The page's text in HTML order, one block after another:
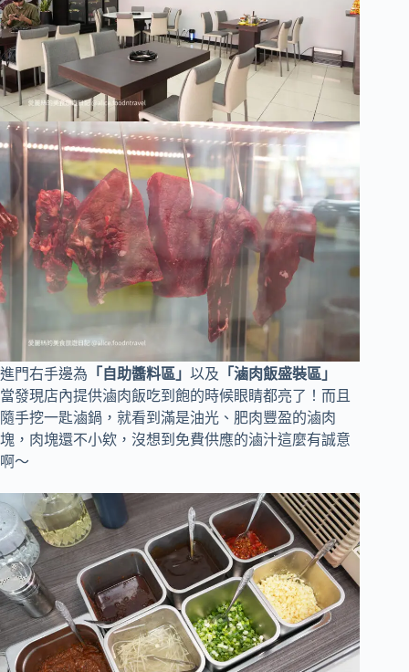
進門右手邊為 「自助醬料區」 以及 「滷肉飯盛裝區」
當發現店內提供滷肉飯吃到飽的時候眼睛都亮了！而且
隨手挖一匙滷鍋，就看到滿是油光、肥肉豐盈的滷肉
塊，肉塊還不小欸，沒想到免費供應的滷汁這麼有誠意
啊～